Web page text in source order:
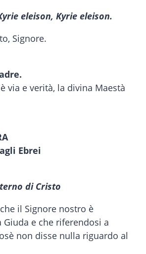
eleison, Kyrie eleison.
Signore.
via e verità, la divina Maestà
Ebrei
di Cristo
il Signore nostro è
e che riferendosi a
non disse nulla riguardo al